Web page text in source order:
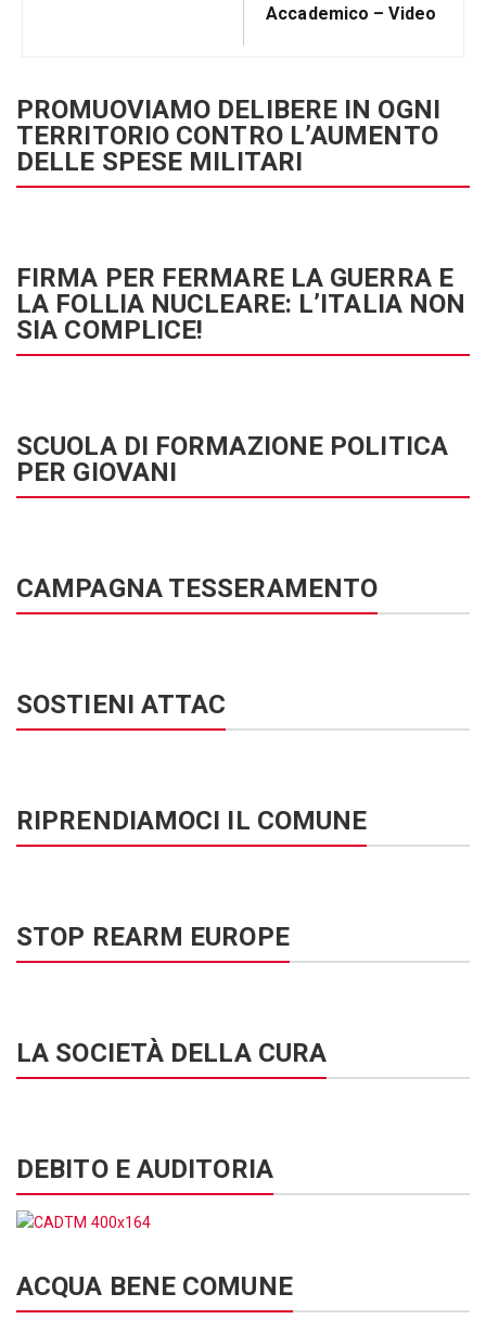
Accademico – Video
PROMUOVIAMO DELIBERE IN OGNI
TERRITORIO CONTRO L’AUMENTO
DELLE SPESE MILITARI
FIRMA PER FERMARE LA GUERRA E
LA FOLLIA NUCLEARE: L’ITALIA NON
SIA COMPLICE!
SCUOLA DI FORMAZIONE POLITICA
PER GIOVANI
CAMPAGNA TESSERAMENTO
SOSTIENI ATTAC
RIPRENDIAMOCI IL COMUNE
STOP REARM EUROPE
LA SOCIETÀ DELLA CURA
DEBITO E AUDITORIA
ACQUA BENE COMUNE